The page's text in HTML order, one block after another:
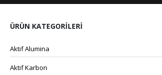
ÜRÜN KATEGORILERI
Aktif Alumina
Aktif Karbon